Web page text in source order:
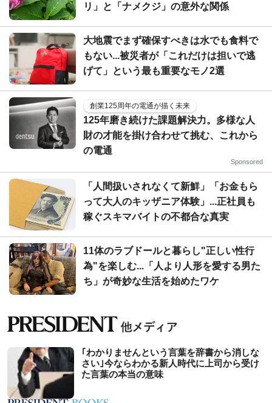
リ」と「ナメクジ」の意外な関係
大地震でまず確保すべきは水でも食料で
もない...被災者が「これだけは担いで逃
げて」という最も重要なモノ2選
創業125周年の電通が描く未来
125年磨き続けた課題解決力。多様な人
財の才能を掛け合わせて挑む、これから
の電通
Sponsored
「人間扱いされなくて新鮮」「お金もら
って大人のキッザニア体験」...正社員も
稼ぐスキマバイトの不都合な真実
11体のラブドールと暮らし"正しい性行
為"を楽しむ...「人より人形を愛する男た
ち」が奇妙な生活を始めたワケ
｢わかりませんという言葉を辞書から消しな
さい｣今ならわかる新人時代に上司から受け
た言葉の本当の意味